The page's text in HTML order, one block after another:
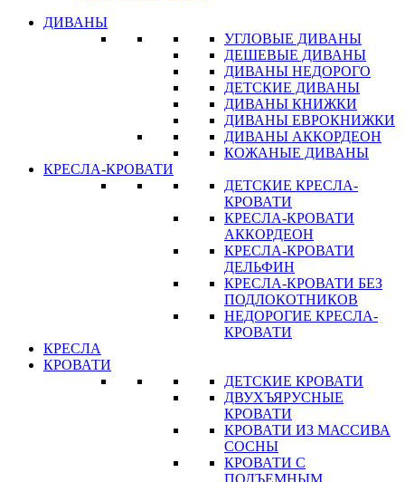
ДИВАНЫ
УГЛОВЫЕ ДИВАНЫ
ДЕШЕВЫЕ ДИВАНЫ
ДИВАНЫ НЕДОРОГО
ДЕТСКИЕ ДИВАНЫ
ДИВАНЫ КНИЖКИ
ДИВАНЫ ЕВРОКНИЖКИ
ДИВАНЫ АККОРДЕОН
КОЖАНЫЕ ДИВАНЫ
КРЕСЛА-КРОВАТИ
ДЕТСКИЕ КРЕСЛА-
КРОВАТИ
КРЕСЛА-КРОВАТИ
АККОРДЕОН
КРЕСЛА-КРОВАТИ
ДЕЛЬФИН
КРЕСЛА-КРОВАТИ БЕЗ
ПОДЛОКОТНИКОВ
НЕДОРОГИЕ КРЕСЛА-
КРОВАТИ
КРЕСЛА
КРОВАТИ
ДЕТСКИЕ КРОВАТИ
ДВУХЪЯРУСНЫЕ
КРОВАТИ
КРОВАТИ ИЗ МАССИВА
СОСНЫ
КРОВАТИ С
ПОДЪЕМНЫМ